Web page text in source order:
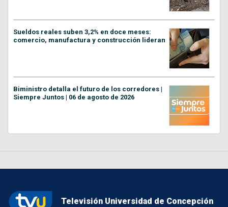
Sueldos reales suben 3,2% en doce meses:
comercio, manufactura y construcción lideran
Biministro detalla el futuro de los corredores |
Siempre Juntos | 06 de agosto de 2026
Televisión Universidad de Concepción